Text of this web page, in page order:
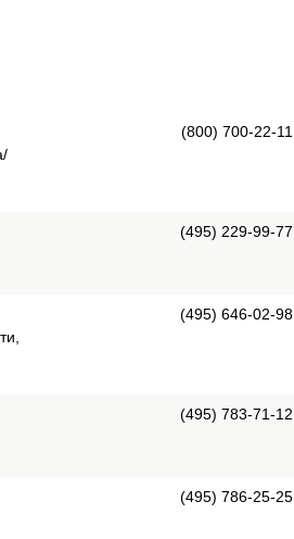
(800) 700-22-11
(495) 229-99-77
(495) 646-02-98
(495) 783-71-12
(495) 786-25-25